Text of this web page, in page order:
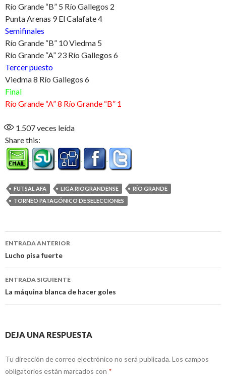
Río Grande “B” 5 Río Gallegos 2
Punta Arenas 9 El Calafate 4
Semifinales
Río Grande “B” 10 Viedma 5
Río Grande “A” 23 Río Gallegos 6
Tercer puesto
Viedma 8 Río Gallegos 6
Final
Río Grande “A” 8 Río Grande “B” 1
1.507veces leída
Share this:
FUTSAL AFA LIGA RIOGRANDENSE
RÍO GRANDE
TORNEO PATAGÓNICO DE SELECCIONES
Navegación
de
entradas
ENTRADA ANTERIOR
Lucho pisa fuerte
ENTRADA SIGUIENTE
La máquina blanca de hacer goles
DEJA UNA RESPUESTA
Tu dirección de correo electrónico no será publicada. Los campos
obligatorios están marcados con *